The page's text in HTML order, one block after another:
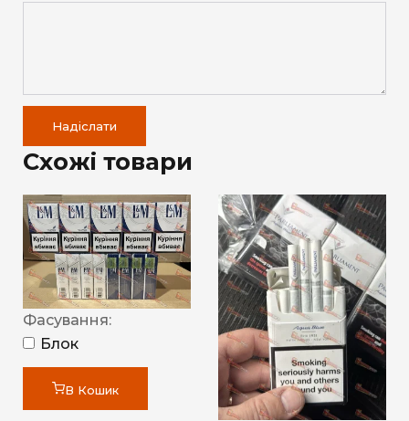
Надіслати
Схожі товари
Фасування:
Блок
В Кошик